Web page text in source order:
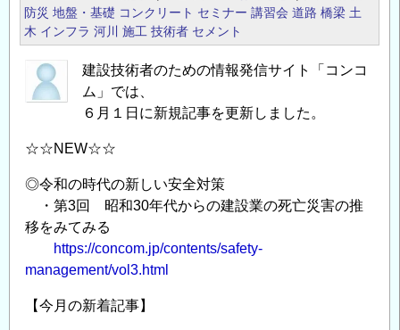
防災 地盤・基礎 コンクリート セミナー 講習会 道路 橋梁 土
木 インフラ 河川 施工 技術者 セメント
建設技術者のための情報発信サイト「コンコ
ム」では、
６月１日に新規記事を更新しました。
☆☆NEW☆☆
◎令和の時代の新しい安全対策
・第3回 昭和30年代からの建設業の死亡災害の推
移をみてみる
https://concom.jp/contents/safety-
management/vol3.html
【今月の新着記事】